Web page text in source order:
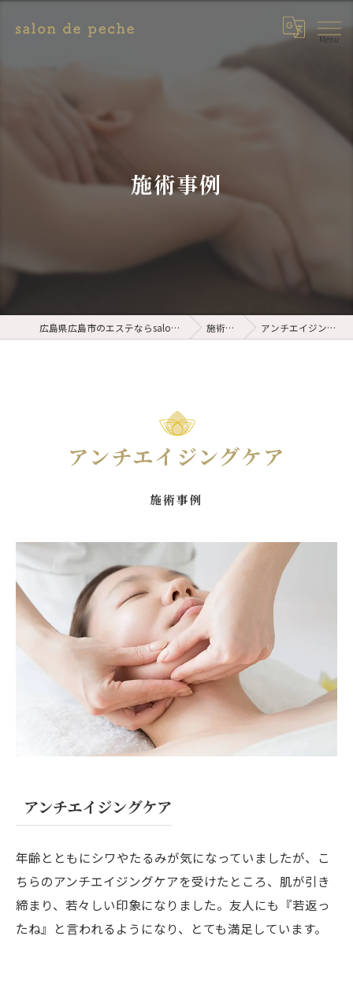
施術事例
広島県広島市のエステならsalon de peche 施術事例 アンチエイジングケア
施術事例
アンチエイジングケア
アンチエイジングケア
年齢とともにシワやたるみが気になっていましたが、こ
ちらのアンチエイジングケアを受けたところ、肌が引き
締まり、若々しい印象になりました。友人にも『若返っ
たね』と言われるようになり、とても満足しています。